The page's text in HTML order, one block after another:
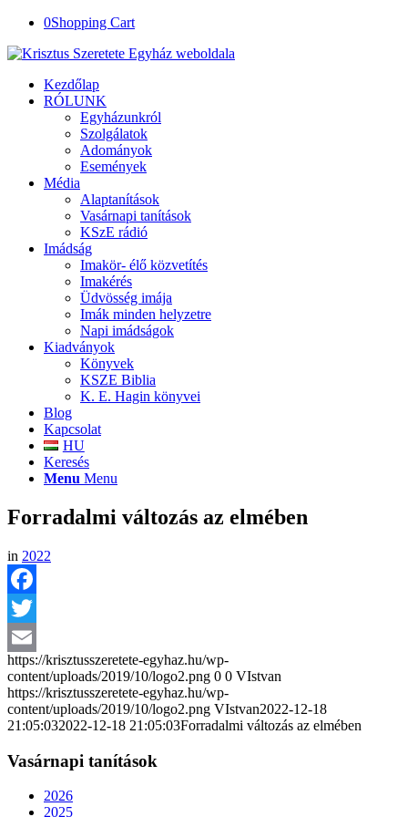
0Shopping Cart
Kezdőlap
RÓLUNK
Egyházunkról
Szolgálatok
Adományok
Események
Média
Alaptanítások
Vasárnapi tanítások
KSzE rádió
Imádság
Imakör- élő közvetítés
Imakérés
Üdvösség imája
Imák minden helyzetre
Napi imádságok
Kiadványok
Könyvek
KSZE Biblia
K. E. Hagin könyvei
Blog
Kapcsolat
HU
Keresés
Menu Menu
Forradalmi változás az elmében
in 2022
Facebook
Twitter
Email
https://krisztusszeretete-egyhaz.hu/wp-
content/uploads/2019/10/logo2.png 0 0 VIstvan
https://krisztusszeretete-egyhaz.hu/wp-
content/uploads/2019/10/logo2.png VIstvan2022-12-18
21:05:032022-12-18 21:05:03Forradalmi változás az elmében
Vasárnapi tanítások
2026
2025